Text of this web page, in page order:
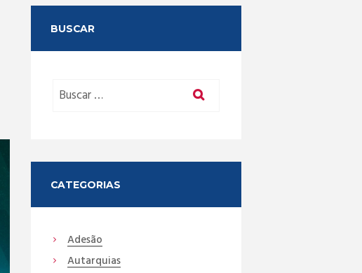
BUSCAR
CATEGORIAS
Adesão
Autarquias